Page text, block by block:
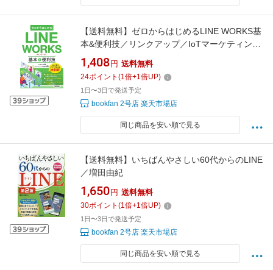
【送料無料】ゼロからはじめるLINE WORKS基
本&便利技／リンクアップ／IoTマーケティング
株式会社
1,408 円 送料無料
24ポイント (1倍+1倍UP)
1日〜3日で発送予定
bookfan 2号店 楽天市場店
同じ商品を安い順で見る
【送料無料】いちばんやさしい60代からのLINE
／増田由紀
1,650 円 送料無料
30ポイント (1倍+1倍UP)
1日〜3日で発送予定
bookfan 2号店 楽天市場店
同じ商品を安い順で見る